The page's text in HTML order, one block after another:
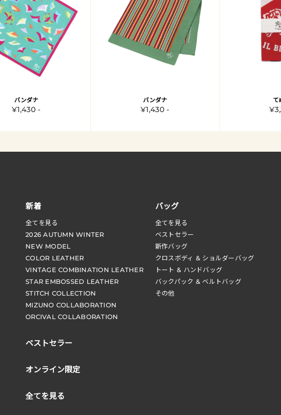
バンダナ
¥1,430 -
バンダナ
¥1,430 -
て
新着
全てを見る
2026 AUTUMN WINTER
NEW MODEL
COLOR LEATHER
VINTAGE COMBINATION LEATHER
STAR EMBOSSED LEATHER
STITCH COLLECTION
MIZUNO COLLABORATION
ORCIVAL COLLABORATION
ベストセラー
オンライン限定
全てを見る
バッグ
全てを見る
ベストセラー
新作バッグ
クロスボディ & ショルダーバッグ
トート & ハンドバッグ
バックパック & ベルトバッグ
その他